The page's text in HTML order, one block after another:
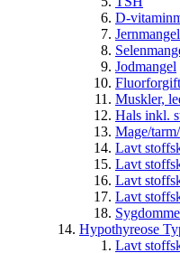
D-
Jernmangel
Jodmangel
Muskler,
Hals inkl.
Mage/
Lavt
Lavt
Lavt
Lavt
Hypothyreose
Lavt